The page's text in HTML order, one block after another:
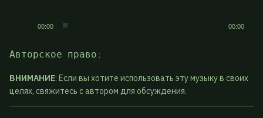
00:00 00:00
Авторское право:
ВНИМАНИЕ: Если вы хотите использовать эту музыку в своих
целях, свяжитесь с автором для обсуждения.